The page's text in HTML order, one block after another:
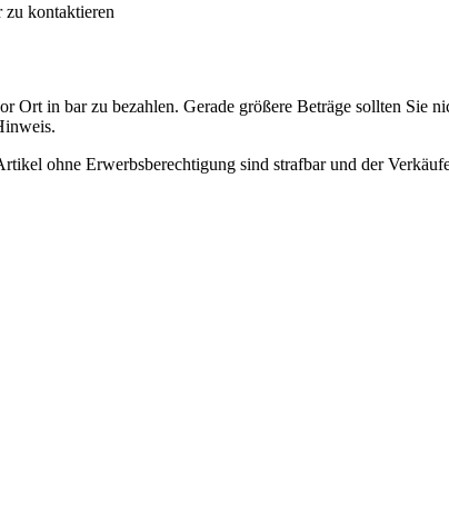
zu kontaktieren
Ort in bar zu bezahlen. Gerade größere Beträge sollten Sie
ohne Erwerbsberechtigung sind strafbar und der